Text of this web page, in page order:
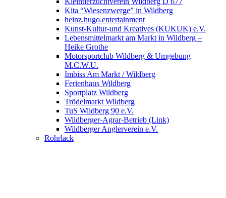
Kita “Wiesenzwerge” in Wildberg
heinz.hugo.entertainment
Kunst-Kultur-und Kreatives (KUKUK) e.V.
Lebensmittelmarkt am Markt in Wildberg –
Heike Grothe
Motorsportclub Wildberg & Umgebung
M.C.W.U.
Imbiss Am Markt / Wildberg
Ferienhaus Wildberg
Sportplatz Wildberg
Trödelmarkt Wildberg
TuS Wildberg 90 e.V.
Wildberger-Agrar-Betrieb (Link)
Wildberger Anglerverein e.V.
Rohrlack